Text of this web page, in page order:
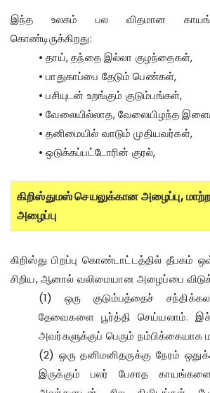
இந்த உலகம் பல விதமான
கொண்டிருக்கிறது:
• தாய், தந்தை இல்லா குழந்தைகள்,
• பாதுகாப்பை தேடும் பெண்கள்,
• பசியுடன் உறங்கும் குடும்பங்கள்,
• வேலையில்லாத, வேலையிழந்த
• தனிமையில் வாடும் முதியவர்கள்,
• ஒடுக்கப்பட்டோரின் குரல்,
கிறிஸ்துமஸ் செயலுக்கான அழைப்பு,
அழைப்பு
கிறிஸ்து பிறப்பு கொண்டாட்டத்தில் தீபகம்
சிறிய, ஆனால் வலிமையான அழைப்பை
(1) ஒரு குடும்பத்தைச்
தேவைகளை பூர்த்தி செய்யலாம்.
அவர்களுக்குப் பெரும் நம்பிக்கையாக
(2) ஒரு தனிமனிதருக்கு நேரம்
இருக்கும் பலர் பேசாத